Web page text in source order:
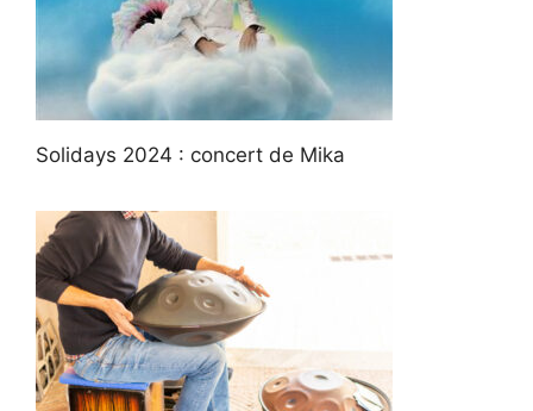
Solidays 2024 : concert de Mika